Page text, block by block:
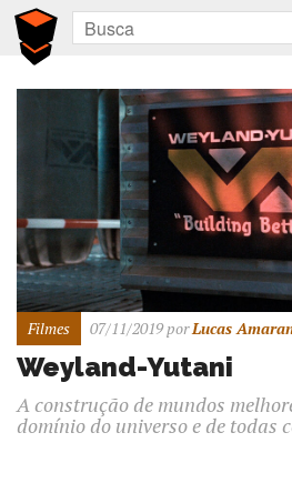
Filmes 07/11/2019por Lucas
Weyland-Yutani
A construção de mundos
domínio do universo e de todas